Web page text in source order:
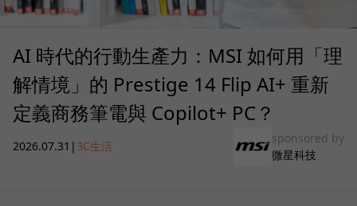
AI 時代的行動生產力：MSI 如何用「理
解情境」的 Prestige 14 Flip AI+ 重新
定義商務筆電與 Copilot+ PC？
2026.07.31 | 3C生活
sponsored by
微星科技